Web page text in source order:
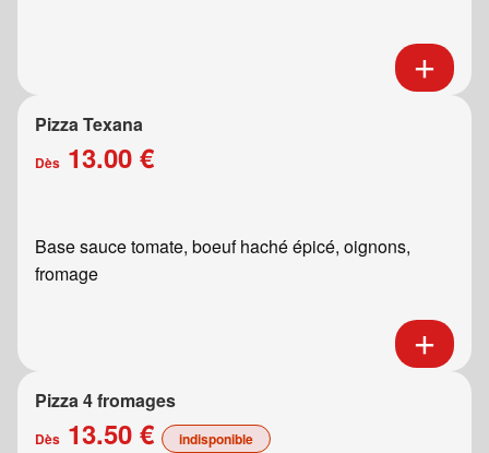
Pizza Texana
Dès 13.00 €
Base sauce tomate, boeuf haché épicé, oignons,
fromage
Pizza 4 fromages
Dès 13.50 € indisponible